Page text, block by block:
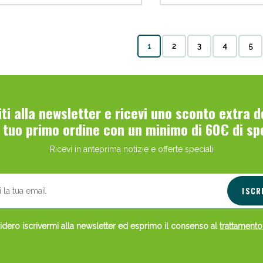
1 2 3 4 5
alla newsletter e ricevi uno sconto extra
primo ordine con un minimo di 60€ di
Ricevi in anteprima notizie e offerte speciali
iscrivermi alla newsletter ed esprimo il consenso al
Scopri le offerte di Oggi